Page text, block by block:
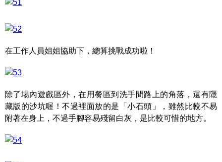
在工作人員姐姐協助下，總算挑戰成功啦！
除了場內遊戲區外，在用餐區到洗手間路上的角落，還有隱
藏版的沙坑喔！不過裡面放的是「小石頭」，雖然比較不易
附著在身上，不過手腳容易殘留白灰，是比較可惜的地方。